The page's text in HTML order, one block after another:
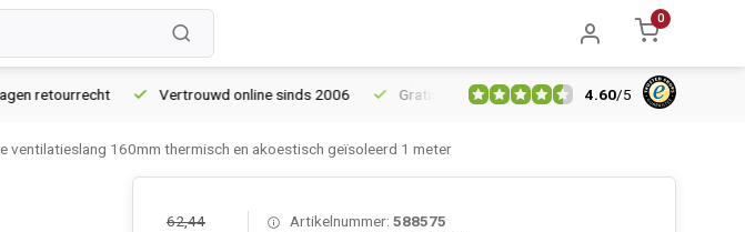
0
retourrecht Vertrouwd online sinds 2006 Gratis verzending vanaf € 150 5% extra korting
4.60/5
ventilatieslang 160mm thermisch en akoestisch geïsoleerd 1 meter
62,44 Artikelnummer: 588575